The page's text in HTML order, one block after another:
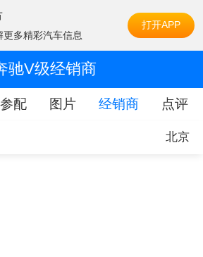
更多精彩汽车信息
打开APP
驰V级经销商
参配 图片 经销商 点评
北京